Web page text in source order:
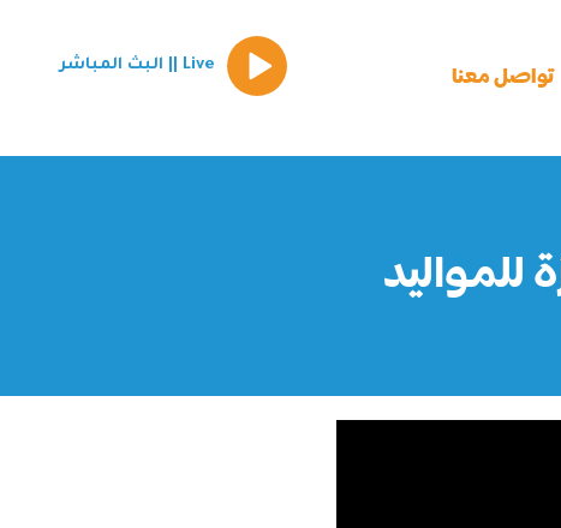
تواصل معنا
Episode
play
icon
Live || البث المباشر
للمواليد